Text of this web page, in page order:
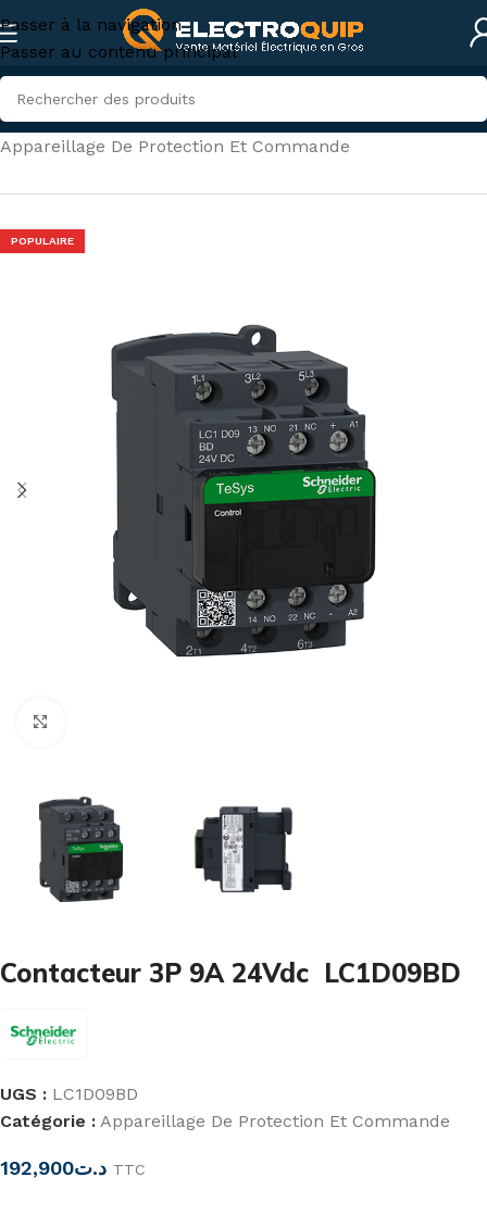
Passer à la navigation
Passer au contenu principal
Accueil/Électricité industrielle/
Appareillage De Protection Et Commande
POPULAIRE
Contacteur 3P 9A 24Vdc LC1D09BD
UGS : LC1D09BD
Catégorie : Appareillage De Protection Et Commande
د.ت192,900 TTC